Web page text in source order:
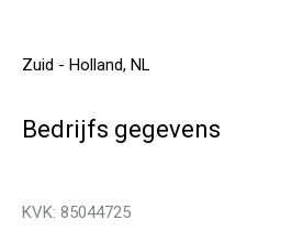
Zuid - Holland, NL
Bedrijfs gegevens
KVK: 85044725